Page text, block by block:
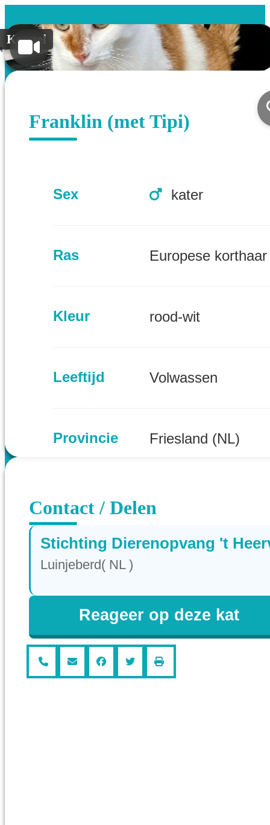
Koppel
Franklin (met Tipi)
Sex kater
Ras Europese korthaar
Kleur rood-wit
Leeftijd Volwassen
Provincie Friesland (NL)
Contact / Delen
Stichting Dierenopvang 't
Luinjeberd( NL )
Reageer op deze kat